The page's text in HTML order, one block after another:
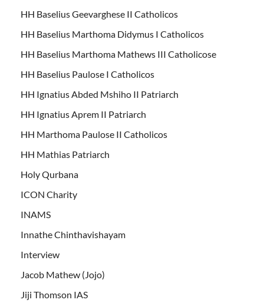
HH Baselius Geevarghese II Catholicos
HH Baselius Marthoma Didymus I Catholicos
HH Baselius Marthoma Mathews III Catholicose
HH Baselius Paulose I Catholicos
HH Ignatius Abded Mshiho II Patriarch
HH Ignatius Aprem II Patriarch
HH Marthoma Paulose II Catholicos
HH Mathias Patriarch
Holy Qurbana
ICON Charity
INAMS
Innathe Chinthavishayam
Interview
Jacob Mathew (Jojo)
Jiji Thomson IAS